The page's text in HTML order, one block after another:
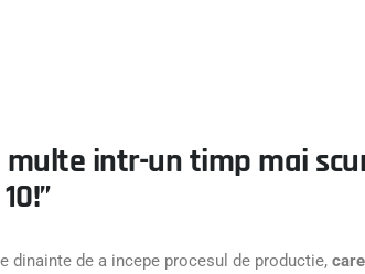
multe intr-un timp mai
de a incepe procesul de productie,